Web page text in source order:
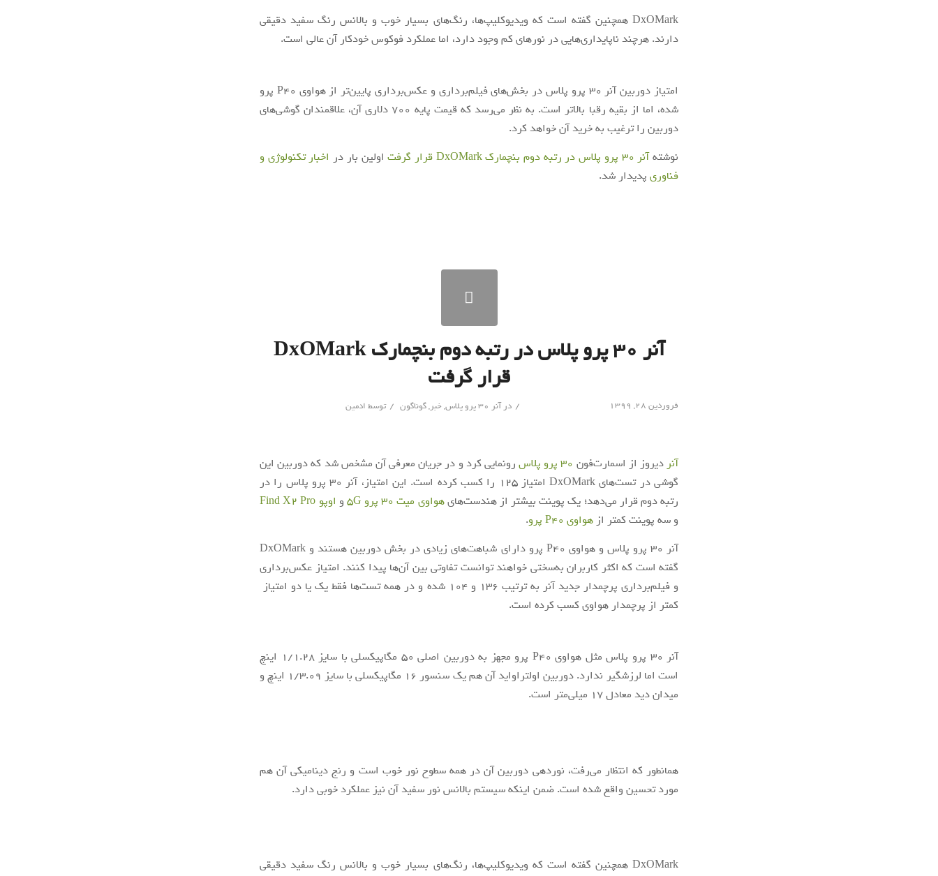
DxOMark همچنین گفته است که ویدیوکلیپ‌ها، رنگ‌های بسیار خوب و بالانس رنگ سفید دقیقی
دارند. هرچند ناپایداری‌هایی در نورهای کم وجود دارد، اما عملکرد فوکوس خودکار آن عالی است.
امتیاز دوربین آنر 30 پرو پلاس در بخش‌های فیلم‌برداری و عکس‌برداری پایین‌تر از هواوی P40 پرو
شده، اما از بقیه رقبا بالاتر است. به نظر می‌رسد که قیمت پایه ۷۰۰ دلاری آن، علاقمندان گوشی‌های
دوربین را ترغیب به خرید آن خواهد کرد.
نوشتهآنر 30 پرو پلاس در رتبه دوم بنچمارک DxOMark قرار گرفت اولین بار در اخبار تکنولوژی و
فناوری پدیدار شد.
آنر ۳۰ پرو پلاس در رتبه دوم بنچمارک DxOMark
قرار گرفت
فروردین ۲۸, ۱۳۹۹ / درآنر 30 پرو پلاس ,خبر,گوناگون / توسط ادمین
آنر دیروز از اسمارت‌فون 30 پرو پلاس
رونمایی کرد و در جریان معرفی آن مشخص شد که دوربین این
گوشی در تست‌های DxOMark امتیاز ۱۲۵ را کسب کرده است. این امتیاز، آنر 30 پرو پلاس را در
رتبه دوم قرار می‌دهد؛ یک پوینت بیشتر از هندست‌هایهواوی میت 30 پرو 5G و اوپو Find X2 Pro
و سه پوینت کمتر از هواوی P40 پرو
.
آنر 30 پرو پلاس و
هواوی P40 پرو
دارای شباهت‌های زیادی در بخش دوربین هستند و DxOMark
گفته است که اکثر کاربران به‌سختی خواهند توانست تفاوتی بین آن‌ها پیدا کنند. امتیاز عکس‌برداری
و فیلم‌برداری پرچمدار جدید آنر به ترتیب ۱۳۶ و ۱۰۴ شده و در همه تست‌ها فقط یک یا دو امتیاز
کمتر از پرچمدار هواوی کسب کرده است.
آنر 30 پرو پلاس مثل هواوی P40 پرو مجهز به دوربین اصلی ۵۰ مگاپیکسلی با سایز ۱/۱.۲۸ اینچ
است اما لرزشگیر ندارد. دوربین اولتراواید آن هم یک سنسور ۱۶ مگاپیکسلی با سایز ۱/۳.۰۹ اینچ و
میدان دید معادل ۱۷ میلی‌متر است.
همانطور که انتظار می‌رفت، نوردهی دوربین آن در همه سطوح نور خوب است و رنج دینامیکی آن هم
مورد تحسین واقع شده است. ضمن اینکه سیستم بالانس نور سفید آن نیز عملکرد خوبی دارد.
DxOMark همچنین گفته است که ویدیوکلیپ‌ها، رنگ‌های بسیار خوب و بالانس رنگ سفید دقیقی